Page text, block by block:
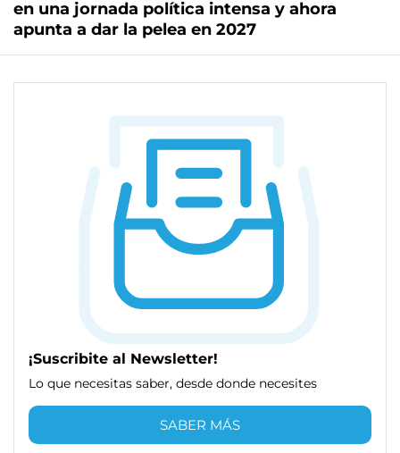
en una jornada política intensa y ahora
apunta a dar la pelea en 2027
¡Suscribite al Newsletter!
Lo que necesitas saber, desde donde necesites
SABER MÁS